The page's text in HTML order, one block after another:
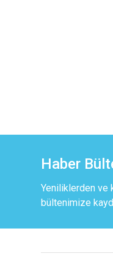
Haber
Yeniliklerden ve
bültenimize